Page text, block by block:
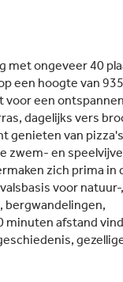
met ongeveer 40
een hoogte van
voor een ontspannen
dagelijks vers
genieten van
zwem- en
zich prima in
voor
bergwandelingen,
minuten afstand